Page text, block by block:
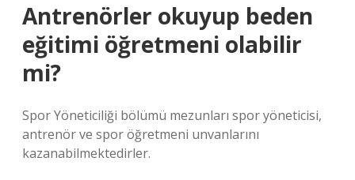
Antrenörler okuyup beden
eğitimi öğretmeni olabilir
mi?
Spor Yöneticiliği bölümü mezunları spor yöneticisi,
antrenör ve spor öğretmeni unvanlarını
kazanabilmektedirler.